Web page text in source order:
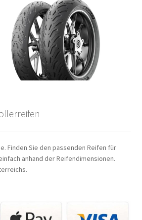
Finden Sie den passenden Reifen für
anhand der Reifendimensionen.